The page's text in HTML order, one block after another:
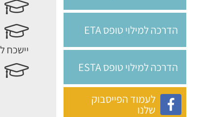
יישכח
הדרכה למילוי טופס ETA
הדרכה למילוי טופס ESTA
לעמוד הפייסבוק
שלנו